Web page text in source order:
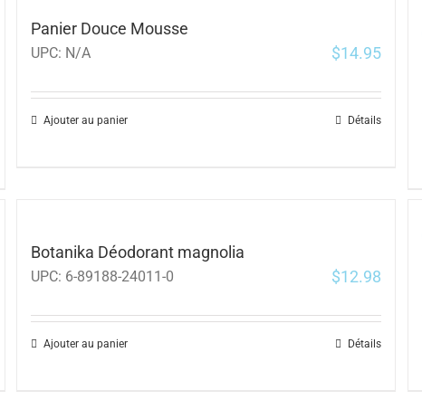
Panier Douce Mousse
UPC: N/A $14.95
Ajouter au panier Détails
Botanika Déodorant magnolia
UPC: 6-89188-24011-0 $12.98
Ajouter au panier Détails